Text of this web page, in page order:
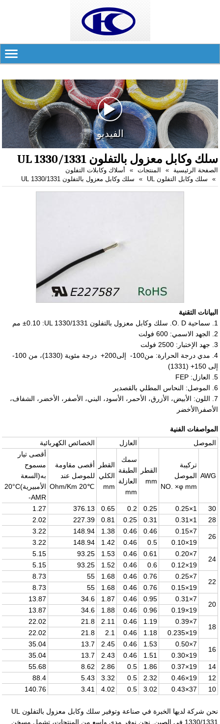
الفيديو
سلك وكابل معزول بالتفلون UL 1330/1331
الصفحة الرئيسية المنتجات
أسلاك وكابلات التفلون
سلك وكابل التفلون UL
سلك وكابل معزول بالتفلون UL 1330/1331
البيانات التقنية
1. سماحية O. D. سلك وكابل معزول بالتفلون UL 1330/1331:
±0.10 مم
2. الجهد الاسمي: 600 فولت
3. جهد الإختبار: 2500 فولت
4. مدي درجة الحرارة: من
-100 إلى+200 درجة مئوية (1330)، من
-100
إلى+150
(1331)
5. العازل: FEP
6. الموصل: النحاس المطلي بالقصدير
7. اللون: الأبيض، الأزرق، الأحمر، الأسود، البني، الأصفر، الأخضر، الشفاف،
الأصفر\الأخضر
المواصفات الفنية
الموصل
العازل الخصائص الكهربائية
AWG
تركيبة
الموصل
NO. ×φ mm
القطر
mm
سمك
الطبقة
العازلة
mm
القطر
الكلي
mm
أقصى مقاومة
للموصل عند
20℃
أقصى تيار
مسموح
به(السعة
الأمبيرية)20°C
-AMR
30
1×0.25
0.25
0.2
0.65
376.13
1.27
28
1×0.31
0.31
0.25
0.81
227.39
2.02
26
7×0.15
0.46
0.46
1.38
148.94
3.22
19×0.10
0.5
0.46
1.42
148.94
3.22
24
7×0.20
0.61
0.46
1.53
93.25
5.15
19×0.12
0.6
0.46
1.52
93.25
5.15
22
7×0.25
0.76
0.46
1.68
55
8.73
19×0.15
0.76
0.46
1.68
55
8.73
20
7×0.31
0.95
0.46
1.87
34.6
13.87
19×0.19
0.96
0.46
1.88
34.6
13.87
18
7×0.39
1.19
0.46
2.11
21.8
22.02
19×0.235
1.18
0.46
2.1
21.8
22.02
16
7×0.50
1.53
0.46
2.45
13.7
35.04
19×0.30
1.51
0.46
2.43
13.7
35.04
14
19×0.37
1.86
0.5
2.86
8.62
55.68
12
19×0.46
2.32
0.5
3.32
5.43
88.4
10
37×0.43
3.02
0.5
4.02
3.41
140.76
نحن شركة لديها الخبرة في صناعة وتوفير سلك وكابل معزول بالتفلون UL
1330/1331 في الصين. نحن نوفر مدى واسع من المنتجات، تشمل مسخن